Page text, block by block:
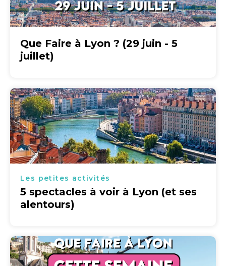
Que Faire à Lyon ? (29 juin - 5
juillet)
Les petites activités
5 spectacles à voir à Lyon (et ses
alentours)